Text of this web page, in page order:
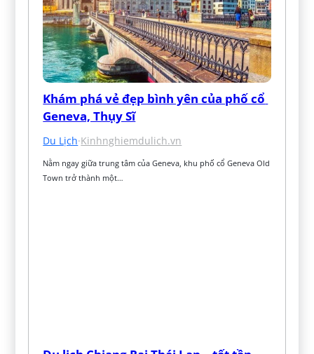
Khám phá vẻ đẹp bình yên của phố cổ
Geneva, Thụy Sĩ
Du Lịch·Kinhnghiemdulich.vn
Nằm ngay giữa trung tâm của Geneva, khu phố cổ Geneva Old
Town trở thành một…